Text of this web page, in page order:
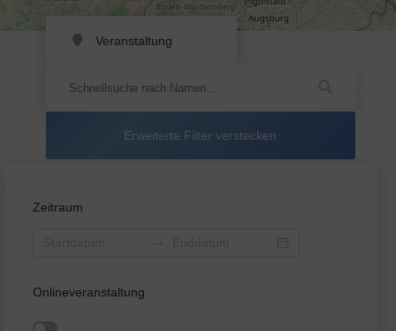
Veranstaltung
Erweiterte Filter verstecken
Zeitraum
Onlineveranstaltung